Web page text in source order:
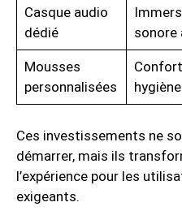
Casque audio
dédié
sonore
Mousses
personnalisées
hygiène
Ces investissements ne
démarrer, mais ils
l’expérience pour les
exigeants.